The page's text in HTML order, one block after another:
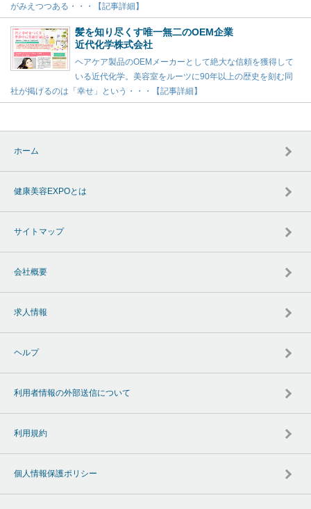
がみえつつある・・・【記事詳細】
髪を知り尽くす唯一無二のOEM企業
近代化学株式会社
ヘアケア製品のOEMメーカーとして絶大な信頼を獲得して
いる近代化学。美容室をルーツに90年以上の歴史を刻む同
社が掲げるのは「幸せ」という・・・【記事詳細】
ホーム
健康美容EXPOとは
サイトマップ
会社概要
求人情報
ヘルプ
利用者情報の外部送信について
利用規約
個人情報保護ポリシー